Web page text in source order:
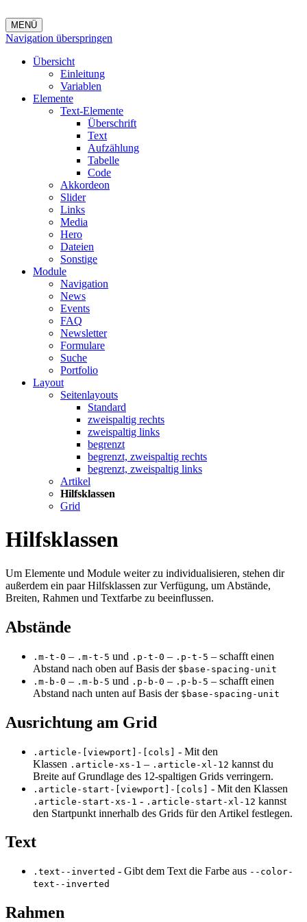
MENÜ
Navigation überspringen
Übersicht
Einleitung
Variablen
Elemente
Text-Elemente
Überschrift
Text
Aufzählung
Tabelle
Code
Akkordeon
Slider
Links
Media
Hero
Dateien
Sonstige
Module
Navigation
News
Events
FAQ
Newsletter
Formulare
Suche
Portfolio
Layout
Seitenlayouts
Standard
zweispaltig rechts
zweispaltig links
begrenzt
begrenzt, zweispaltig rechts
begrenzt, zweispaltig links
Artikel
Hilfsklassen
Grid
Hilfsklassen
Um Elemente und Module weiter zu individualisieren, stehen dir
außerdem ein paar Hilfsklassen zur Verfügung, um Abstände,
Breiten, Rahmen und Textfarbe zu beeinflussen.
Abstände
.m-t-0 – .m-t-5 und .p-t-0 – .p-t-5 – schafft einen
Abstand nach oben auf Basis der $base-spacing-unit
.m-b-0 – .m-b-5 und .p-b-0 – .p-b-5 – schafft einen
Abstand nach unten auf Basis der $base-spacing-unit
Ausrichtung am Grid
.article-[viewport]-[cols] - Mit den
Klassen .article-xs-1 – .article-xl-12 kannst du
Breite auf Grundlage des 12-spaltigen Grids verringern.
.article-start-[viewport]-[cols] - Mit den Klassen
.article-start-xs-1 - .article-start-xl-12 kannst
den Startpunkt innerhalb des Grids für den Artikel festlegen.
Text
.text--inverted - Gibt dem Text die Farbe aus --color-
text--inverted
Rahmen